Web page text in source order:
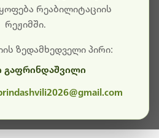
იქნება. გმადლობთ
რეაბილიტაციის
რეჟიმში.
ზედამხედველი პირი:
გაფრინდაშვილი